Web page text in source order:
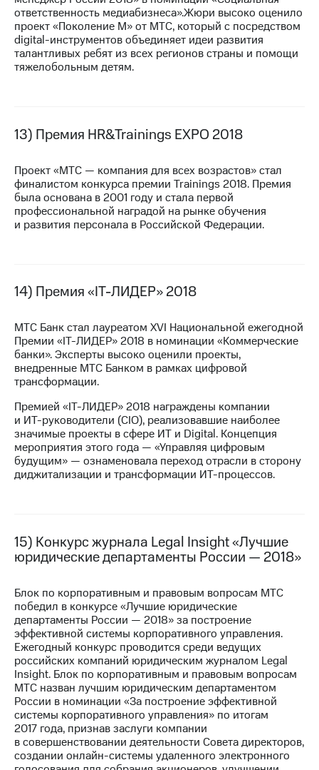
ответственность медиабизнеса».Жюри высоко оценило
проект «Поколение М» от МТС, который с посредством
digital-инструментов объединяет идеи развития
талантливых ребят из всех регионов страны и помощи
тяжелобольным детям.
13) Премия HR&Trainings EXPO 2018
Проект «МТС — компания для всех возрастов» стал
финалистом конкурса премии Trainings 2018. Премия
была основана в 2001 году и стала первой
профессиональной наградой на рынке обучения
и развития персонала в Российской Федерации.
14) Премия «IT-ЛИДЕР» 2018
МТС Банк стал лауреатом XVI Национальной ежегодной
Премии «IT-ЛИДЕР» 2018 в номинации «Коммерческие
банки». Эксперты высоко оценили проекты,
внедренные МТС Банком в рамках цифровой
трансформации.
Премией «IT-ЛИДЕР» 2018 награждены компании
и ИТ-руководители (CIO), реализовавшие наиболее
значимые проекты в сфере ИТ и Digital. Концепция
мероприятия этого года — «Управляя цифровым
будущим» — ознаменовала переход отрасли в сторону
диджитализации и трансформации ИТ-процессов.
15) Конкурс журнала Legal Insight «Лучшие
юридические департаменты России — 2018»
Блок по корпоративным и правовым вопросам МТС
победил в конкурсе «Лучшие юридические
департаменты России — 2018» за построение
эффективной системы корпоративного управления.
Ежегодный конкурс проводится среди ведущих
российских компаний юридическим журналом Legal
Insight. Блок по корпоративным и правовым вопросам
МТС назван лучшим юридическим департаментом
России в номинации «За построение эффективной
системы корпоративного управления» по итогам
2017 года, признав заслуги компании
в совершенствовании деятельности Совета директоров,
создании онлайн-системы удаленного электронного